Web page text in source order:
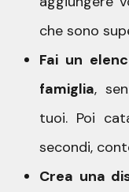
che sono
Fai un
famiglia,
tuoi. Poi
secondi,
Crea una